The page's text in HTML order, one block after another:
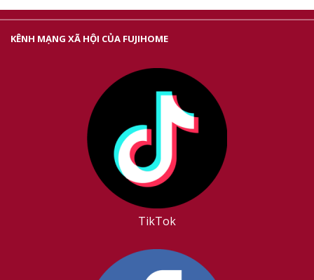
KÊNH MẠNG XÃ HỘI CỦA FUJIHOME
TikTok